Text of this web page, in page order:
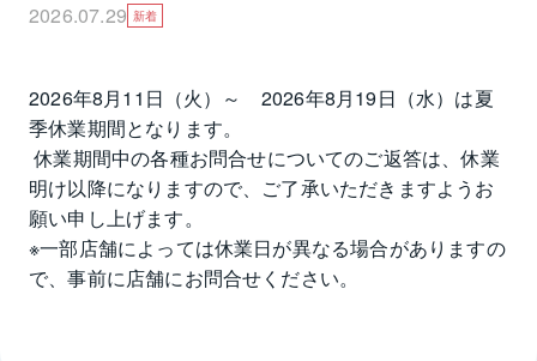
2026.07.29 新着
2026年8月11日（火）～　2026年8月19日（水）は夏
季休業期間となります。
休業期間中の各種お問合せについてのご返答は、休業
明け以降になりますので、ご了承いただきますようお
願い申し上げます。
※一部店舗によっては休業日が異なる場合がありますの
で、事前に店舗にお問合せください。